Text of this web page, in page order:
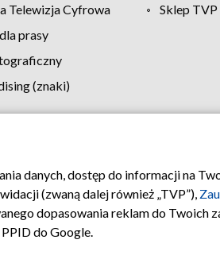
Telewizja Cyfrowa
Sklep TVP
prasy
(znaki)
Kontakt
danych, dostęp do informacji na
(zwaną dalej również „TVP”),
dopasowania reklam do Twoich
do Google.